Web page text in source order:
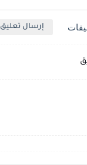
إرسال تعليق